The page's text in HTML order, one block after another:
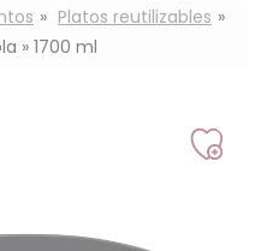
Platos reutilizables
» 1700 ml